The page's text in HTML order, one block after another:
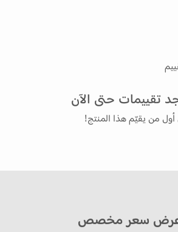
تقييمات حتى الآن
من يقيّم هذا المنتج!
سعر مخصص